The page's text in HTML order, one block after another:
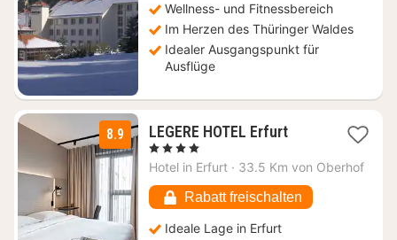
Wellness- und Fitnessbereich
Im Herzen des Thüringer Waldes
Idealer Ausgangspunkt für
Ausflüge
8.9 LEGERE HOTEL Erfurt1
ab
€
, 4 Sterne
Hotel in Erfurt · 33.5 Km von Oberhof
Rabatt freischalten
Ideale Lage in Erfurt